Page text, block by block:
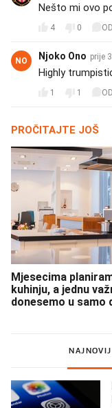
Nešto mi ovo
4 0
NO Njoko Ono prije
Highly
1 1
PROČITAJTE JOŠ
Mjesecima
kuhinju, a jednu
donesemo u samo